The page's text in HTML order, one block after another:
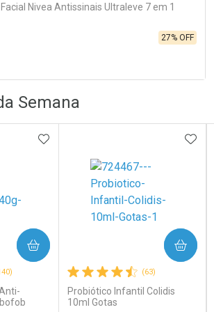
Nivea Antissinais Ultraleve 7 em 1
27% OFF
Semana
ADICIONAR AOS FAVORITOS
(63)
Probiótico Infantil Colidis
10ml Gotas
COMPRAR